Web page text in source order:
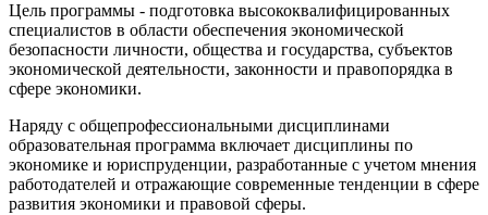
Цель программы - подготовка высококвалифицированных
специалистов в области обеспечения экономической
безопасности личности, общества и государства, субъектов
экономической деятельности, законности и правопорядка в
сфере экономики.
Наряду с общепрофессиональными дисциплинами
образовательная программа включает дисциплины по
экономике и юриспруденции, разработанные с учетом мнения
работодателей и отражающие современные тенденции в сфере
развития экономики и правовой сферы.